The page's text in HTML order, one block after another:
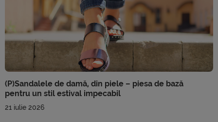
(P)Sandalele de damă, din piele – piesa de bază
pentru un stil estival impecabil
21 iulie 2026